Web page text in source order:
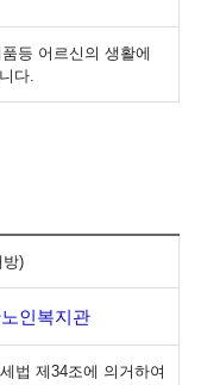
등 어르신의 생활에
다.
방)
인복지관
법 제34조에 의거하여